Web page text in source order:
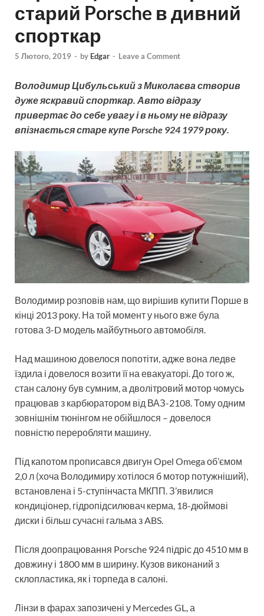
старий Porsche в дивний
спорткар
5 Лютого, 2019 - by Edgar - Leave a Comment
Володимир Цибульський з Миколаєва створив
дуже яскравий спорткар. Авто відразу
привертає до себе увагу і в ньому не відразу
впізнається старе купе Porsche 924 1979 року.
Володимир розповів нам, що вирішив купити Порше в
кінці 2013 року. На той момент у нього вже була
готова 3-D модель майбутнього автомобіля.
Над машиною довелося попотіти, адже вона ледве
їздила і довелося возити її на евакуаторі. До того ж,
стан салону був сумним, а дволітровий мотор чомусь
працював з карбюратором від ВАЗ-2108. Тому одним
зовнішнім тюнінгом не обійшлося – довелося
повністю переробляти машину.
Під капотом прописався двигун Opel Omega об’ємом
2,0 л (хоча Володимиру хотілося б мотор потужніший),
встановлена ​​і 5-ступінчаста МКПП. З’явилися
кондиціонер, гідропідсилювач керма, 18-дюймові
диски і більш сучасні гальма з ABS.
Після доопрацювання Porsche 924 підріс до 4510 мм в
довжину і 1800 мм в ширину. Кузов виконаний з
склопластика, як і торпеда в салоні.
Лінзи в фарах запозичені у Mercedes GL, а